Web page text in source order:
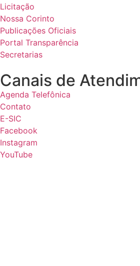
Licitação
Nossa Corinto
Publicações Oficiais
Portal Transparência
Secretarias
Canais de
Agenda Telefônica
Contato
E-SIC
Facebook
Instagram
YouTube